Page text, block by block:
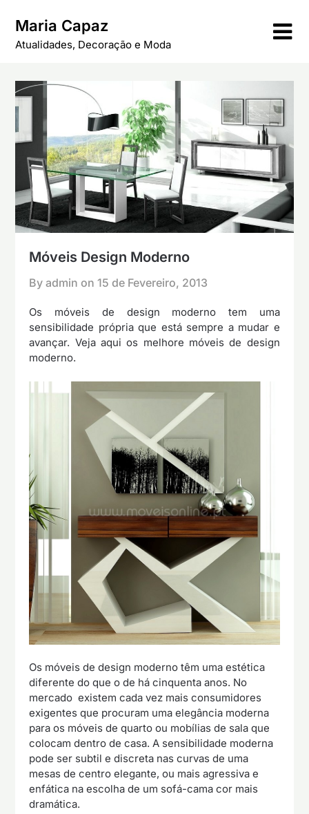
content
Maria Capaz
Atualidades, Decoração e Moda
Móveis Design Moderno
By admin on15 de Fevereiro, 2013
Os móveis de design moderno tem uma
sensibilidade própria que está sempre a mudar e
avançar. Veja aqui os melhore móveis de design
moderno.
Os móveis de design moderno têm uma estética
diferente do que o de há cinquenta anos. No
mercado existem cada vez mais consumidores
exigentes que procuram uma elegância moderna
para os móveis de quarto ou mobílias de sala que
colocam dentro de casa. A sensibilidade moderna
pode ser subtil e discreta nas curvas de uma
mesas de centro elegante, ou mais agressiva e
enfática na escolha de um sofá-cama cor mais
dramática.